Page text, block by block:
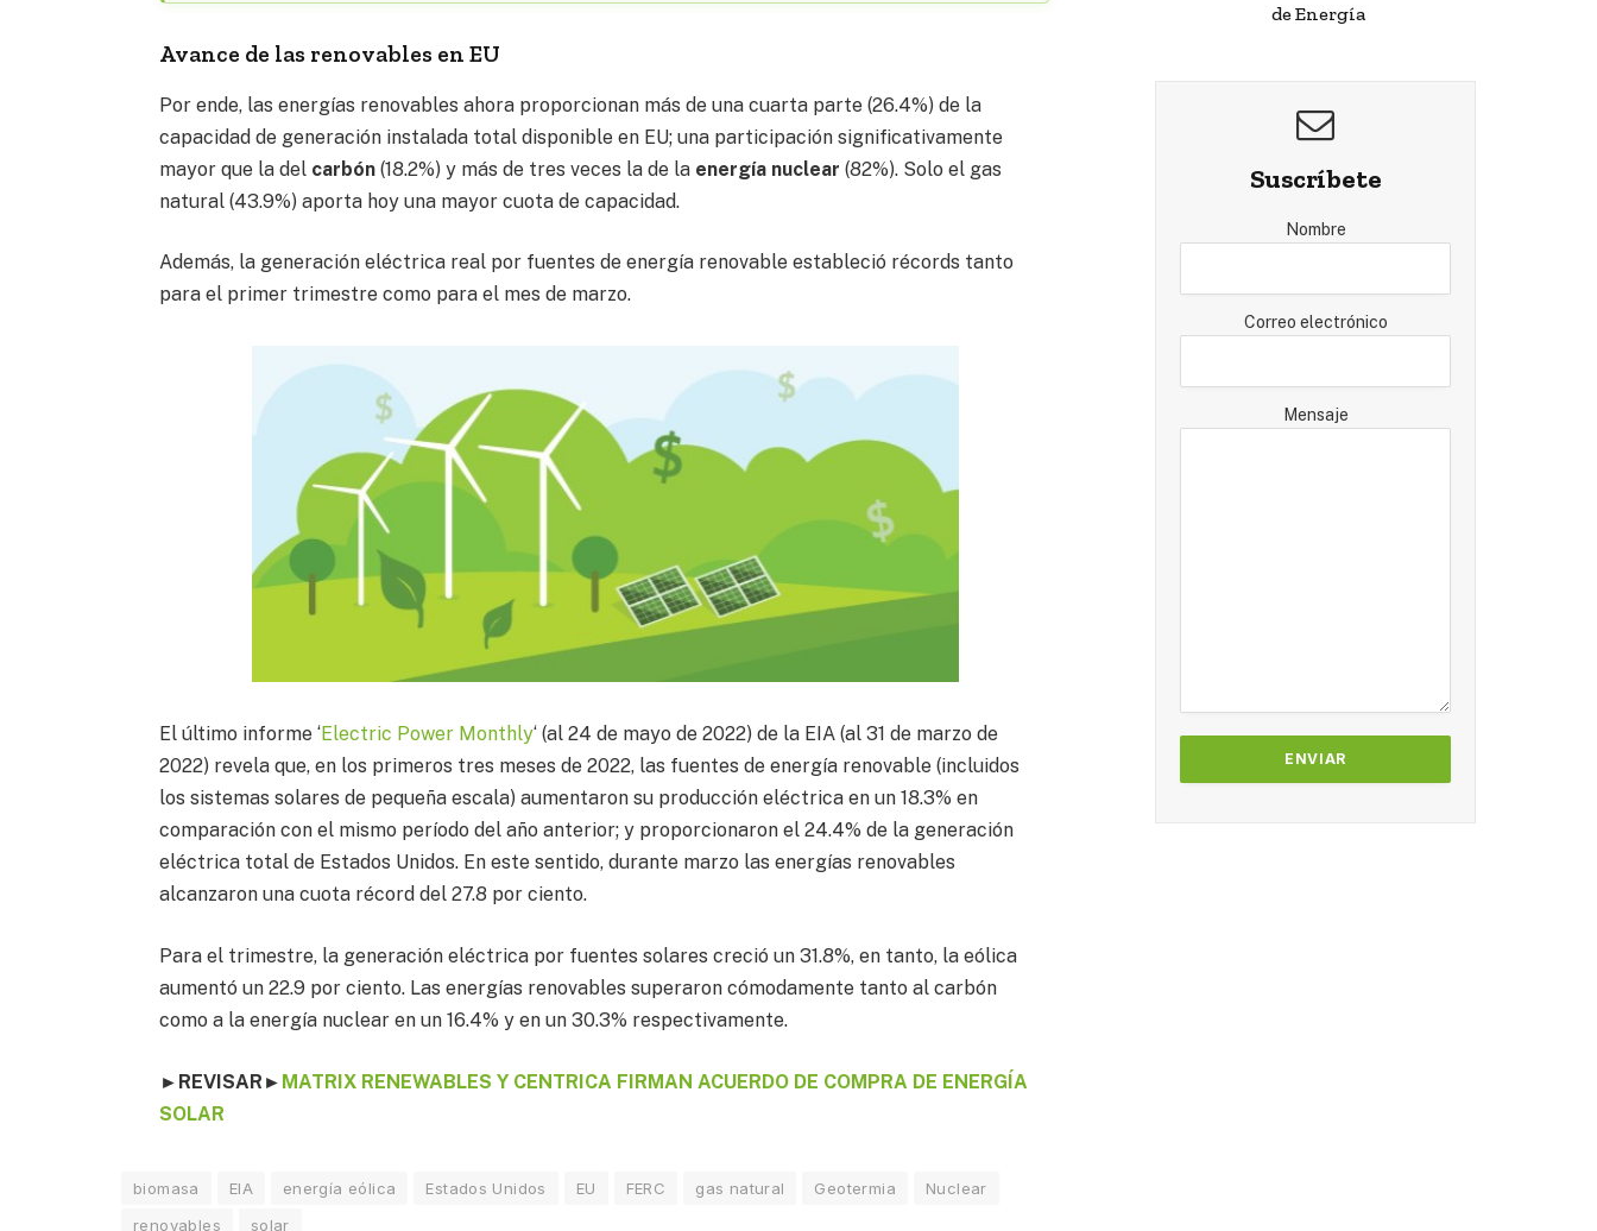
Avance de las renovables en EU
Por ende, las energías renovables ahora proporcionan más de una cuarta parte (26.4%) de la
capacidad de generación instalada total disponible en EU; una participación significativamente
mayor que la del carbón (18.2%) y más de tres veces la de la energía nuclear (82%). Solo el gas
natural (43.9%) aporta hoy una mayor cuota de capacidad.
Además, la generación eléctrica real por fuentes de energía renovable estableció récords tanto
para el primer trimestre como para el mes de marzo.
El último informe ‘Electric Power Monthly‘ (al 24 de mayo de 2022) de la EIA (al 31 de marzo de
2022) revela que, en los primeros tres meses de 2022, las fuentes de energía renovable (incluidos
los sistemas solares de pequeña escala) aumentaron su producción eléctrica en un 18.3% en
comparación con el mismo período del año anterior; y proporcionaron el 24.4% de la generación
eléctrica total de Estados Unidos. En este sentido, durante marzo las energías renovables
alcanzaron una cuota récord del 27.8 por ciento.
Para el trimestre, la generación eléctrica por fuentes solares creció un 31.8%, en tanto, la eólica
aumentó un 22.9 por ciento. Las energías renovables superaron cómodamente tanto al carbón
como a la energía nuclear en un 16.4% y en un 30.3% respectivamente.
►REVISAR ► MATRIX RENEWABLES Y CENTRICA FIRMAN ACUERDO DE COMPRA DE ENERGÍA
SOLAR
biomasa EIA energía eólica Estados Unidos EU FERC gas natural Geotermia
Nuclear
renovables
solar
de Energía
Suscríbete
Nombre
Correo electrónico
Mensaje